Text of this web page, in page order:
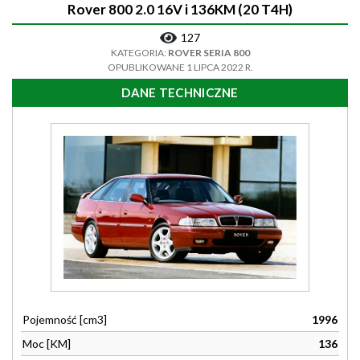
Rover 800 2.0 16V i 136KM (20 T4H)
127
KATEGORIA: ROVER SERIA 800
OPUBLIKOWANE 1 LIPCA 2022 R.
DANE TECHNICZNE
Pojemność [cm3]
1996
Moc [KM]
136